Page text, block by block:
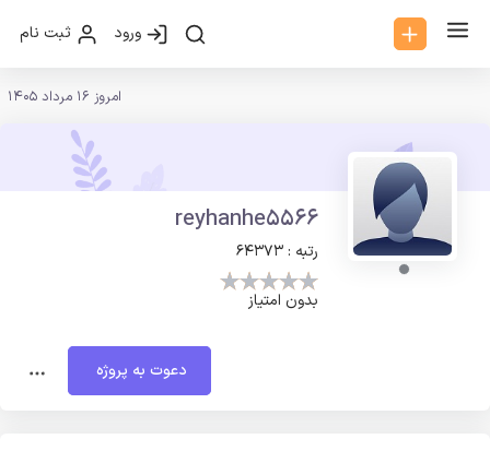
ورود ثبت نام
امروز 16 مرداد 1405
reyhanhe5566
رتبه : 64373
بدون امتیاز
دعوت به پروژه